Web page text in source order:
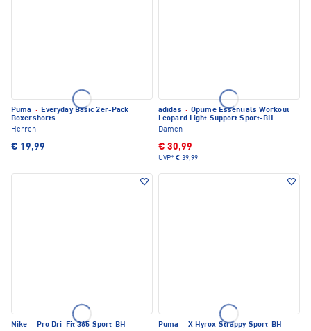
Puma · Everyday Basic 2er-Pack
Boxershorts
Herren
€ 19,99
adidas · Optime Essentials Workout
Leopard Light Support Sport-BH
Damen
€ 30,99
UVP* € 39,99
Nike · Pro Dri-Fit 365 Sport-BH
Puma · X Hyrox Strappy Sport-BH